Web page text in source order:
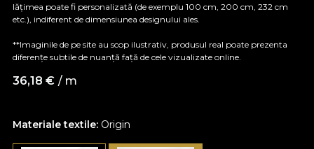
Materiale textile: Origin
lățimea poate fi personalizată (de exemplu 100 cm, 200 cm, 232 cm
etc.), indiferent de dimensiunea designului ales.
**Imaginile de pe site au scop ilustrativ, produsul real poate prezenta
diferențe subtile de nuanță față de cele vizualizate online.
36,18 € / m